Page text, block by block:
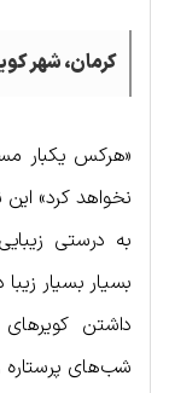
کرمان، شهر
«هرکس یکبار
نخواهد کرد»
به درستی
بسیار بسیار
داشتن
شب‌های